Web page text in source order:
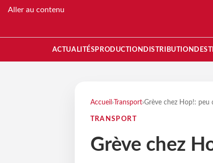
Aller au contenu
ACTUALITÉS PRODUCTION DISTRIBUTION
Accueil › Transport›Grève chez Hop!:
TRANSPORT
Grève chez